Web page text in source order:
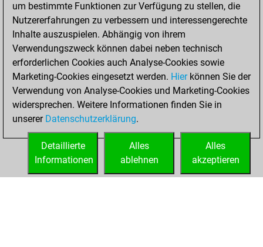
You played 1
blitz games
Play
You scored +0
=0 -1 in blitz
Sonntag, August
1, 2021
You created
your Fritz account
um bestimmte Funktionen zur Verfügung zu stellen, die
Nutzererfahrungen zu verbessern und interessengerechte
Inhalte auszuspielen. Abhängig von ihrem
Verwendungszweck können dabei neben technisch
erforderlichen Cookies auch Analyse-Cookies sowie
Marketing-Cookies eingesetzt werden. Hierkönnen Sie der
Verwendung von Analyse-Cookies und Marketing-Cookies
widersprechen. Weitere Informationen finden Sie in
unserer Datenschutzerklärung.
Alles
akzeptieren
Alles
ablehnen
Detaillierte
Informationen